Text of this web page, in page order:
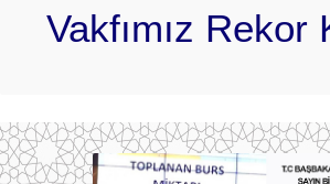
Vakfımız Rekor